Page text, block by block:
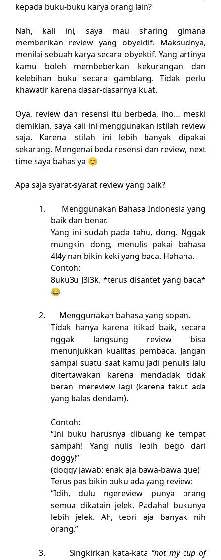
kepada buku-buku karya orang lain?
Nah, kali ini, saya mau sharing gimana
memberikan review yang obyektif. Maksudnya,
menilai sebuah karya secara obyektif. Yang artinya
kamu boleh membeberkan kekurangan dan
kelebihan buku secara gamblang. Tidak perlu
khawatir karena dasar-dasarnya kuat.
Oya, review dan resensi itu berbeda, lho… meski
demikian, saya kali ini menggunakan istilah review
saja. Karena istilah ini lebih banyak dipakai
sekarang. Mengenai beda resensi dan review, next
time saya bahas ya 😊
Apa saja syarat-syarat review yang baik?
1.
Menggunakan Bahasa Indonesia yang
baik dan benar.
Yang ini sudah pada tahu, dong. Nggak
mungkin dong, menulis pakai bahasa
4l4y nan bikin keki yang baca. Hahaha.
Contoh:
8uku3u J3l3k. *terus disantet yang baca*
😂
2.
Menggunakan bahasa yang sopan.
Tidak hanya karena itikad baik, secara
nggak langsung review bisa
menunjukkan kualitas pembaca. Jangan
sampai suatu saat kamu jadi penulis lalu
ditertawakan karena mendadak tidak
berani mereview lagi (karena takut ada
yang balas dendam).
Contoh:
“Ini buku harusnya dibuang ke tempat
sampah! Yang nulis lebih bego dari
doggy!”
(doggy jawab: enak aja bawa-bawa gue)
Terus pas bikin buku ada yang review:
“Idih, dulu ngereview punya orang
semua dikatain jelek. Padahal bukunya
lebih jelek. Ah, teori aja banyak nih
orang.”
3. Singkirkan kata-kata “not my cup of